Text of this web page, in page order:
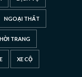
NGOẠI THẤT
TRANG
XE CỘ